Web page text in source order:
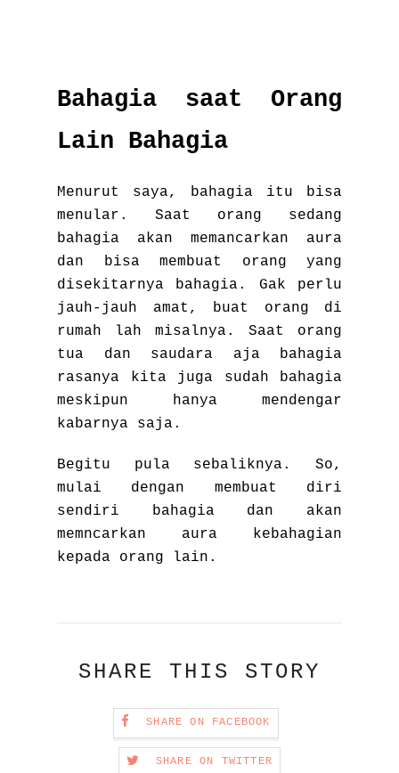
Bahagia saat Orang
Lain Bahagia
Menurut saya, bahagia itu bisa
menular. Saat orang sedang
bahagia akan memancarkan aura
dan bisa membuat orang yang
disekitarnya bahagia. Gak perlu
jauh-jauh amat, buat orang di
rumah lah misalnya. Saat orang
tua dan saudara aja bahagia
rasanya kita juga sudah bahagia
meskipun hanya mendengar
kabarnya saja.
Begitu pula sebaliknya. So,
mulai dengan membuat diri
sendiri bahagia dan akan
memncarkan aura kebahagian
kepada orang lain.
SHARE THIS STORY
SHARE ON FACEBOOK
SHARE ON TWITTER